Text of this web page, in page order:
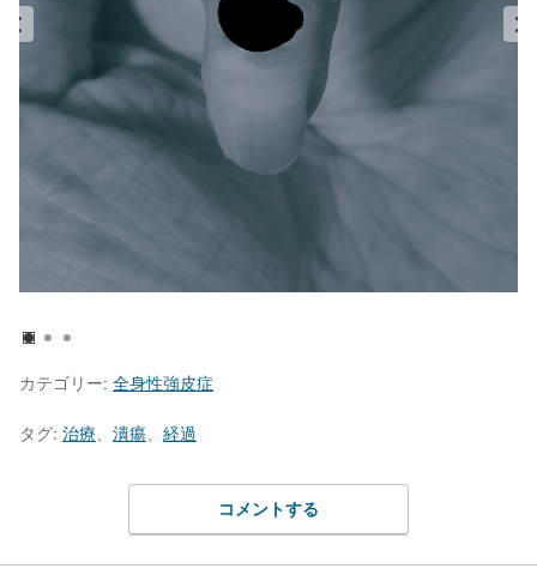
カテゴリー: 全身性強皮症
タグ: 治療 潰瘍 経過
コメントする